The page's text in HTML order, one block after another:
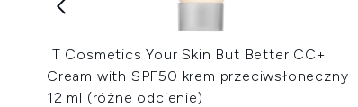
IT Cosmetics Your Skin But Better CC+
Cream with SPF50 krem przeciwsłoneczny
12 ml (różne odcienie)